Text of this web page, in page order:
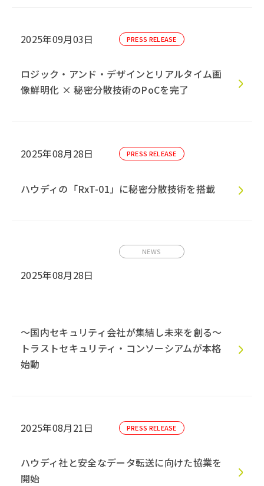
2025年09月03日 PRESS RELEASE
ロジック・アンド・デザインとリアルタイム画
像鮮明化 × 秘密分散技術のPoCを完了
2025年08月28日 PRESS RELEASE
ハウディの「RxT-01」に秘密分散技術を搭載
2025年08月28日
NEWS
～国内セキュリティ会社が集結し未来を創る～
トラストセキュリティ・コンソーシアムが本格
始動
2025年08月21日 PRESS RELEASE
ハウディ社と安全なデータ転送に向けた協業を
開始